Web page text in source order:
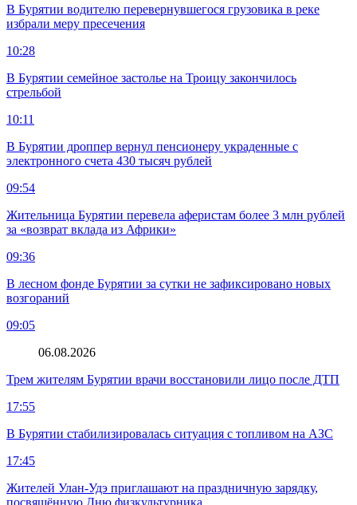
В Бурятии водителю перевернувшегося грузовика в реке
избрали меру пресечения
10:28
В Бурятии семейное застолье на Троицу закончилось
стрельбой
10:11
В Бурятии дроппер вернул пенсионеру украденные с
электронного счета 430 тысяч рублей
09:54
Жительница Бурятии перевела аферистам более 3 млн рублей
за «возврат вклада из Африки»
09:36
В лесном фонде Бурятии за сутки не зафиксировано новых
возгораний
09:05
06.08.2026
Трем жителям Бурятии врачи восстановили лицо после ДТП
17:55
В Бурятии стабилизировалась ситуация с топливом на АЗС
17:45
Жителей Улан-Удэ приглашают на праздничную зарядку,
посвящённую Дню физкультурника